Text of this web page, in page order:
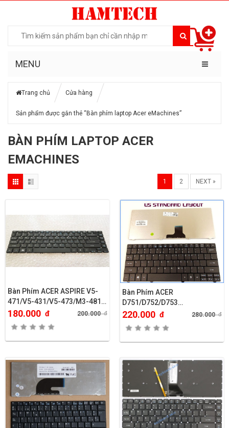
MENU
Trang chủ Cửa hàng
Sản phẩm được gắn thẻ “Bàn phím laptop Acer eMachines”
BÀN PHÍM LAPTOP ACER
EMACHINES
1 2 NEXT »
Bàn Phím ACER ASPIRE V5-
471/V5-431/V5-473/M3-481…
180.000 đ 200.000đ
Bàn Phím ACER
D751/D752/D753…
220.000 đ 280.000đ